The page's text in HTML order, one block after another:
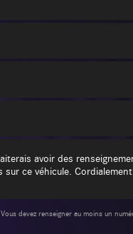
devez renseigner au moins un